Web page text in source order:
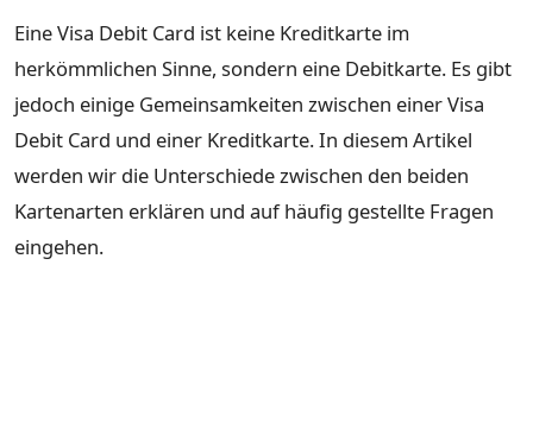
Eine Visa Debit Card ist keine Kreditkarte im
herkömmlichen Sinne, sondern eine Debitkarte. Es gibt
jedoch einige Gemeinsamkeiten zwischen einer Visa
Debit Card und einer Kreditkarte. In diesem Artikel
werden wir die Unterschiede zwischen den beiden
Kartenarten erklären und auf häufig gestellte Fragen
eingehen.